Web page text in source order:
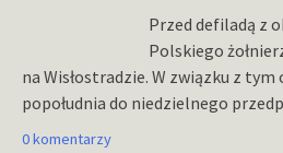
Przed defiladą z
Polskiego
na Wisłostradzie. W związku z
popołudnia do niedzielnego
0 komentarzy